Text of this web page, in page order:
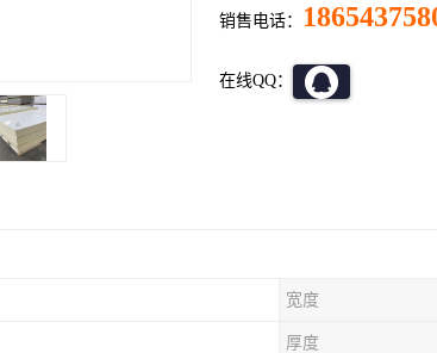
销售电话：
在线QQ：
宽度
厚度